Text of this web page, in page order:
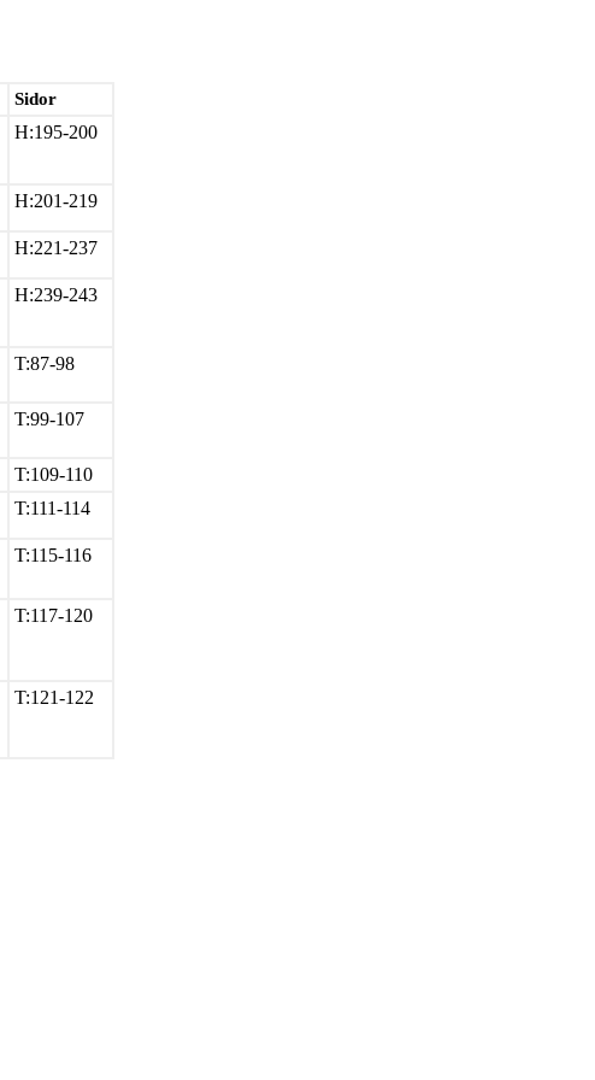
Sidor
H:195-200
H:201-219
H:221-237
H:239-243
T:87-98
T:99-107
T:109-110
T:111-114
T:115-116
T:117-120
T:121-122